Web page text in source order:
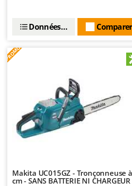
Comparer
Données techniques
PROMO
Makita UC015GZ - Tronçonneuse
cm - SANS BATTERIE NI CHARGEUR